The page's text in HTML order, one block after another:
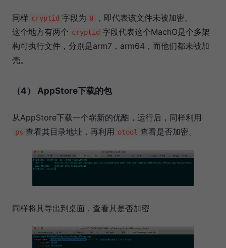
同样 cryptid 字段为 0
，即代表该文件未被加密。
这个地方有两个 cryptid 字段代表这个MachO是个多架
构可执行文件，分别是arm7，arm64，而他们都未被加
壳。
（4） AppStore下载的包
从AppStore下载一个崭新的优酷，运行后，同样利用
ps 查看其目录地址，再利用 otool 查看是否加密。
同样将其导出到桌面，查看其是否加密